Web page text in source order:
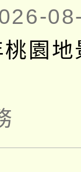
園地